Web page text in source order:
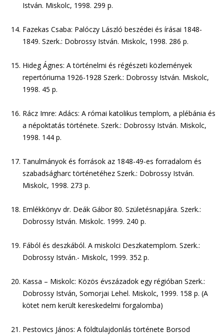
István. Miskolc, 1998. 299 p.
Fazekas Csaba: Palóczy László beszédei és írásai 1848-
1849. Szerk.: Dobrossy István. Miskolc, 1998. 286 p.
Hideg Ágnes: A történelmi és régészeti közlemények
repertóriuma 1926-1928 Szerk.: Dobrossy István. Miskolc,
1998. 45 p.
Rácz Imre: Adács: A római katolikus templom, a plébánia és
a népoktatás története. Szerk.: Dobrossy István. Miskolc,
1998. 144 p.
Tanulmányok és források az 1848-49-es forradalom és
szabadságharc történetéhez Szerk.: Dobrossy István.
Miskolc, 1998. 273 p.
Emlékkönyv dr. Deák Gábor 80. Születésnapjára. Szerk.:
Dobrossy István. Miskolc. 1999. 240 p.
Fából és deszkából. A miskolci Deszkatemplom. Szerk.:
Dobrossy István.- Miskolc, 1999. 352 p.
Kassa – Miskolc: Közös évszázadok egy régióban Szerk.:
Dobrossy István, Somorjai Lehel. Miskolc, 1999. 158 p. (A
kötet nem került kereskedelmi forgalomba)
Pestovics János: A földtulajdonlás története Borsod